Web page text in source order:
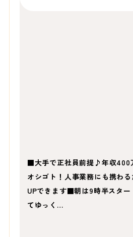
■大手で正社員前提♪年収400
オシゴト！人事業務にも携わ
UPできます■朝は9時半スター
てゆっく…